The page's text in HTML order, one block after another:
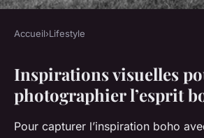
LIFESTYLE
Saisissez l'esprit
conseils pour des
éclatantes et
Accueil›Lifestyle
Inspirations visuelles
photographier l’esprit
Pour capturer l’inspiration boho